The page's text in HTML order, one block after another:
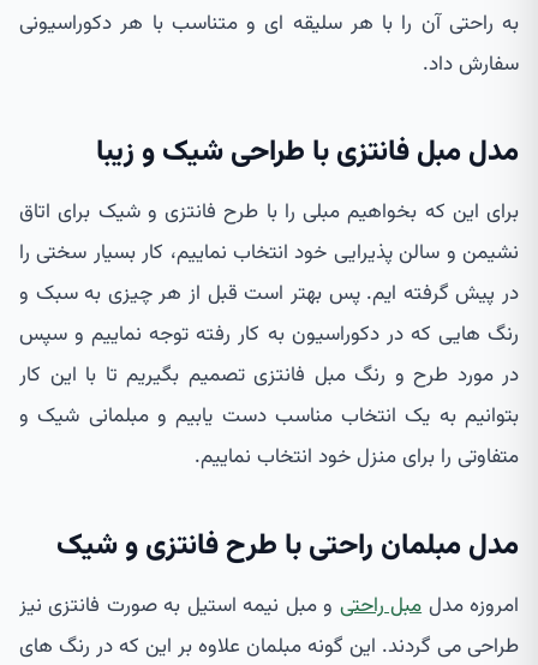
به راحتی آن را با هر سلیقه ای و متناسب با هر دکوراسیونی
سفارش داد.
مدل مبل فانتزی با طراحی شیک و زیبا
برای این که بخواهیم مبلی را با طرح فانتزی و شیک برای اتاق
نشیمن و سالن پذیرایی خود انتخاب نماییم، کار بسیار سختی را
در پیش گرفته ایم. پس بهتر است قبل از هر چیزی به سبک و
رنگ هایی که در دکوراسیون به کار رفته توجه نماییم و سپس
در مورد طرح و رنگ مبل فانتزی تصمیم بگیریم تا با این کار
بتوانیم به یک انتخاب مناسب دست یابیم و مبلمانی شیک و
متفاوتی را برای منزل خود انتخاب نماییم.
مدل مبلمان راحتی با طرح فانتزی و شیک
امروزه مدلمبل راحتی و مبل نیمه استیل به صورت فانتزی نیز
طراحی می گردند. این گونه مبلمان علاوه بر این که در رنگ های